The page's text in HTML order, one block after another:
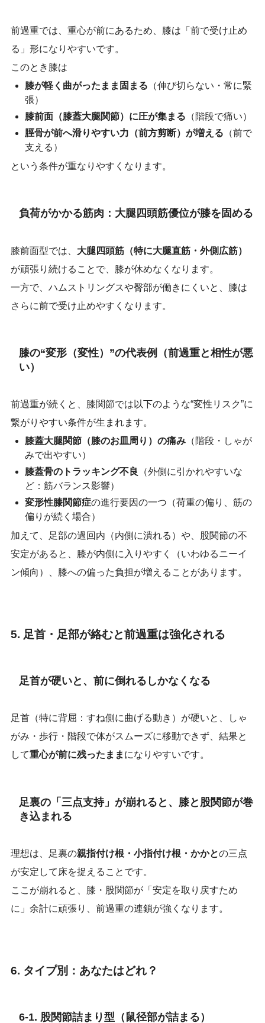
前過重では、重心が前にあるため、膝は「前で受け止め
る」形になりやすいです。
このとき膝は
膝が軽く曲がったまま固まる （伸び切らない・常に緊
張）
膝前面（膝蓋大腿関節）に圧が集まる （階段で痛い）
脛骨が前へ滑りやすい力（前方剪断）が増える （前で
支える）
という条件が重なりやすくなります。
負荷がかかる筋肉：大腿四頭筋優位が膝を固める
膝前面型では、 大腿四頭筋（特に大腿直筋・外側広筋）
が頑張り続けることで、膝が休めなくなります。
一方で、ハムストリングスや臀部が働きにくいと、膝は
さらに前で受け止めやすくなります。
膝の“変形（変性）”の代表例（前過重と相性が悪
い）
前過重が続くと、膝関節では以下のような“変性リスク”に
繋がりやすい条件が生まれます。
膝蓋大腿関節（膝のお皿周り）の痛み（階段・しゃが
みで出やすい）
膝蓋骨のトラッキング不良
（外側に引かれやすいな
ど：筋バランス影響）
変形性膝関節症の進行要因の一つ（荷重の偏り、筋の
偏りが続く場合）
加えて、足部の過回内（内側に潰れる）や、股関節の不
安定があると、膝が内側に入りやすく（いわゆるニーイ
ン傾向）、膝への偏った負担が増えることがあります。
5. 足首・足部が絡むと前過重は強化される
足首が硬いと、前に倒れるしかなくなる
足首（特に背屈：すね側に曲げる動き）が硬いと、しゃ
がみ・歩行・階段で体がスムーズに移動できず、結果と
して重心が前に残ったまま になりやすいです。
足裏の「三点支持」が崩れると、膝と股関節が巻
き込まれる
理想は、足裏の親指付け根・小指付け根・かかとの三点
が安定して床を捉えることです。
ここが崩れると、膝・股関節が「安定を取り戻すため
に」余計に頑張り、前過重の連鎖が強くなります。
6. タイプ別：あなたはどれ？
6-1. 股関節詰まり型（鼠径部が詰まる）